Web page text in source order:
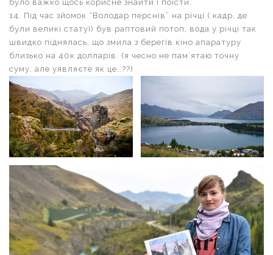
було важко щось корисне знайти і поїсти.
14. Під час зйомок “Володар перснів” на річці ( кадр, де
були великі статуї) був раптовий потоп, вода у річці так
швидко піднялась, що змила з берегів кіно апаратуру
близько на 40к долларів. (я чесно не пам’ятаю точну
суму, але уявляєте як це..??)